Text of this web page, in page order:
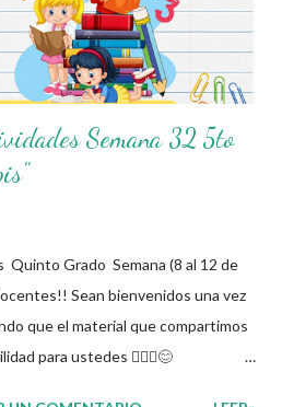
aquí 👇👇👇 Planeacion 5to Grado
Semana 32 5to
Quinto Grado Semana (8 al 12 de
Sean bienvenidos una vez
que el material que compartimos
para ustedes 🙋🏽‍♂️😊